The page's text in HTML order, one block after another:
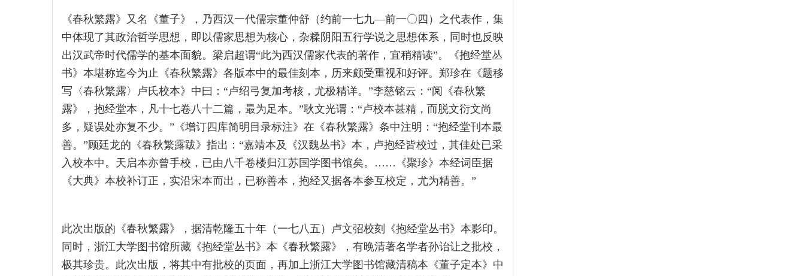
《春秋繁露》又名《董子》，乃西汉一代儒宗董仲舒（约前一七九—前一〇四）之代表作，集
中体现了其政治哲学思想，即以儒家思想为核心，杂糅阴阳五行学说之思想体系，同时也反映
出汉武帝时代儒学的基本面貌。梁启超谓“此为西汉儒家代表的著作，宜稍精读”。《抱经堂丛
书》本堪称迄今为止《春秋繁露》各版本中的最佳刻本，历来颇受重视和好评。郑珍在《题移
写〈春秋繁露〉卢氏校本》中曰：“卢绍弓复加考核，尤极精详。”李慈铭云：“阅《春秋繁
露》，抱经堂本，凡十七卷八十二篇，最为足本。”耿文光谓：“卢校本甚精，而脱文衍文尚
多，疑误处亦复不少。”《增订四库简明目录标注》在《春秋繁露》条中注明：“抱经堂刊本最
善。”顾廷龙的《春秋繁露跋》指出：“嘉靖本及《汉魏丛书》本，卢抱经皆校过，其佳处已采
入校本中。天启本亦曾手校，已由八千卷楼归江苏国学图书馆矣。……《聚珍》本经词臣据
《大典》本校补订正，实沿宋本而出，已称善本，抱经又据各本参互校定，尤为精善。”
此次出版的《春秋繁露》，据清乾隆五十年（一七八五）卢文弨校刻《抱经堂丛书》本影印。
同时，浙江大学图书馆所藏《抱经堂丛书》本《春秋繁露》，有晚清著名学者孙诒让之批校，
极其珍贵。此次出版，将其中有批校的页面，再加上浙江大学图书馆藏清稿本《董子定本》中